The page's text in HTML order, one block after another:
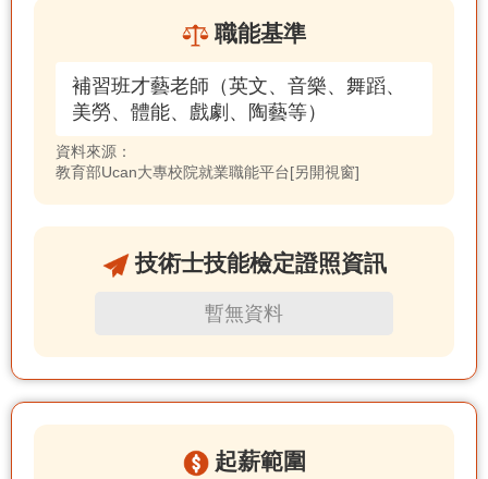
職能基準
補習班才藝老師（英文、音樂、舞蹈、
美勞、體能、戲劇、陶藝等）
資料來源：
教育部Ucan大專校院就業職能平台[另開視窗]
技術士技能檢定證照資訊
暫無資料
起薪範圍